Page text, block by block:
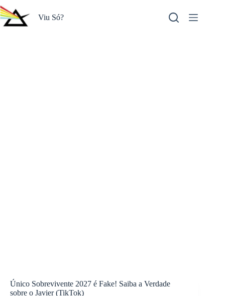
Pular
para
o
Viu Só?
Único Sobrevivente 2027 é Fake! Saiba a Verdade
sobre o Javier (TikTok)